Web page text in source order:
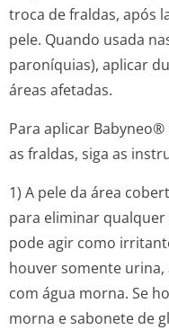
troca de fraldas, após
pele. Quando usada
paroníquias), aplicar
áreas afetadas.
Para aplicar
as fraldas, siga as
1) A pele da área
para eliminar
pode agir como
houver somente urina,
com água morna. Se
morna e sabonete de